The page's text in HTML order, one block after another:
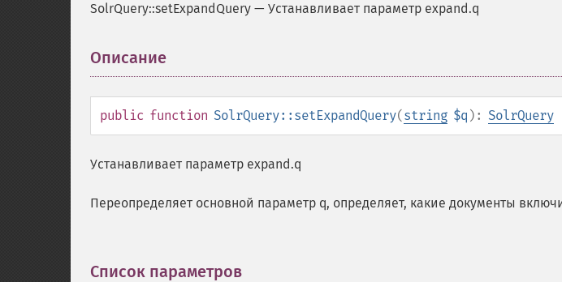
SolrQuery::setExpandQuery — Устанавливает параметр expand.q
Описание
public function SolrQuery::setExpandQuery(string $q ): SolrQuery
Устанавливает параметр expand.q
Переопределяет основной параметр q, определяет, какие документы
Список параметров